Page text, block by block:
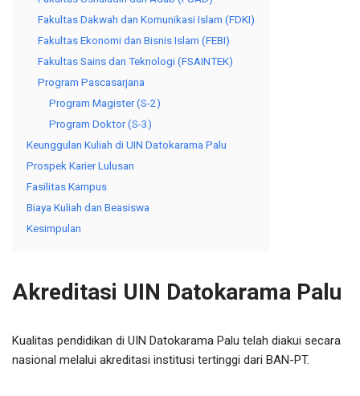
Fakultas Dakwah dan Komunikasi Islam (FDKI)
Fakultas Ekonomi dan Bisnis Islam (FEBI)
Fakultas Sains dan Teknologi (FSAINTEK)
Program Pascasarjana
Program Magister (S-2)
Program Doktor (S-3)
Keunggulan Kuliah di UIN Datokarama Palu
Prospek Karier Lulusan
Fasilitas Kampus
Biaya Kuliah dan Beasiswa
Kesimpulan
Akreditasi UIN Datokarama Palu
Kualitas pendidikan di UIN Datokarama Palu telah diakui secara
nasional melalui akreditasi institusi tertinggi dari BAN-PT.